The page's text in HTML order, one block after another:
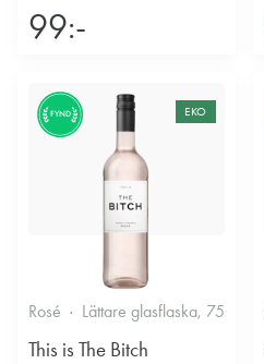
99:-
FYND EKO
Rosé Lättare glasflaska, 750ml
This is The Bitch